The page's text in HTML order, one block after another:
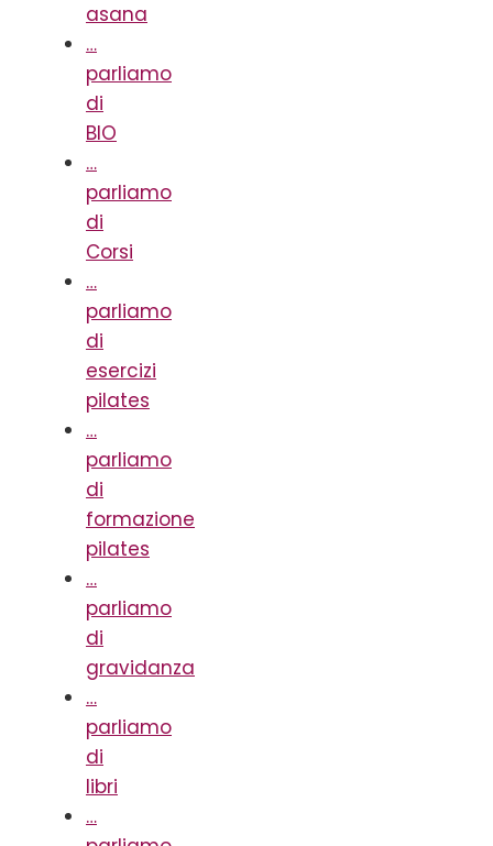
asana
…
parliamo
di
BIO
…
parliamo
di
Corsi
…
parliamo
di
esercizi
pilates
…
parliamo
di
formazione
pilates
…
parliamo
di
gravidanza
…
parliamo
di
libri
…